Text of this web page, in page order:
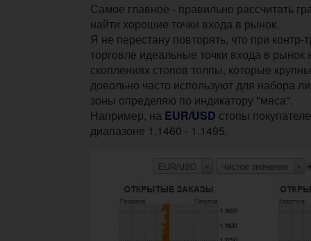
Самое главное - правильно рассчитать
найти хорошие точки входа в рынок.
Я не перестану повторять, что при
торговле идеальные точки входа в рынок
скоплениях стопов толпы, которые
довольно часто используют для набора
зоны определяю по индикатору "мяса".
Например, на EUR/USD стопы
диапазоне 1.1460 - 1.1495.